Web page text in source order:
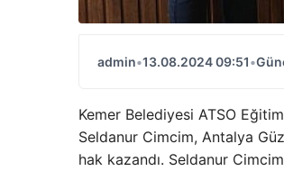
admin•13.08.2024 09:51•
Kemer Belediyesi ATSO
Seldanur Cimcim, Antalya
hak kazandı. Seldanur